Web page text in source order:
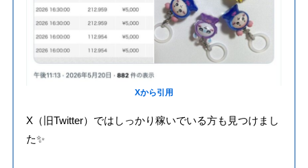
Xから引用
X（旧Twitter）ではしっかり稼いでいる方も見つけまし
た✨